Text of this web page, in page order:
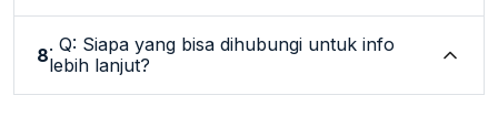
8. Q: Siapa yang bisa dihubungi untuk info
lebih lanjut?